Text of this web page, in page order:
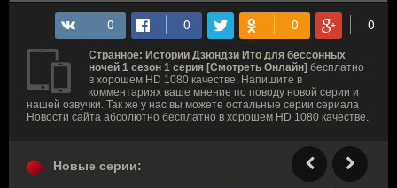
Странное: Истории Дзюндзи Ито для бессонных
ночей 1 сезон 1 серия [Смотреть Онлайн] бесплатно
в хорошем HD 1080 качестве. Напишите в
комментариях ваше мнение по поводу новой серии и
нашей озвучки. Так же у нас вы можете остальные серии сериала
Новости сайта абсолютно бесплатно в хорошем HD 1080 качестве.
Новые серии: